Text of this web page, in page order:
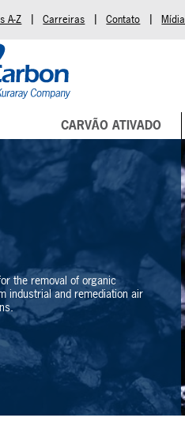
A-Z | Carreiras | Contato | Mídia
CARVÃO ATIVADO
the removal of organic
industrial and remediation air